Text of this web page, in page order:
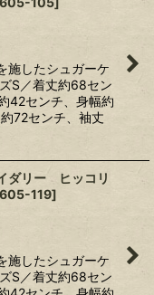
施したシュガーケ
S／着丈約68セン
42センチ、身幅約
72センチ、袖丈
ダリー ヒッコリ
119]
施したシュガーケ
S／着丈約68セン